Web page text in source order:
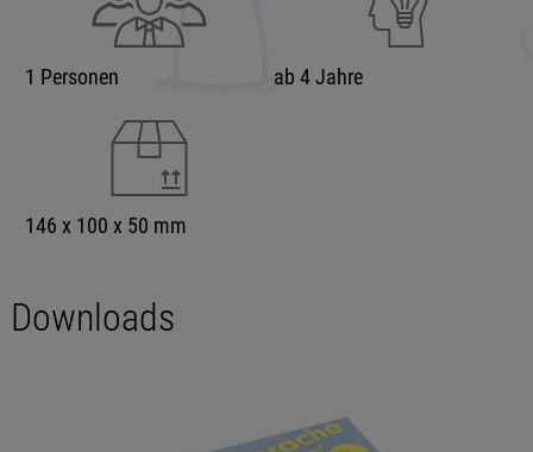
1 Personen ab 4 Jahre
146 x 100 x 50 mm
Downloads